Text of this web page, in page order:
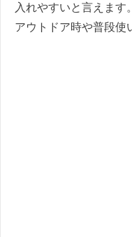
入れやすいと言えます。
アウトドア時や普段使